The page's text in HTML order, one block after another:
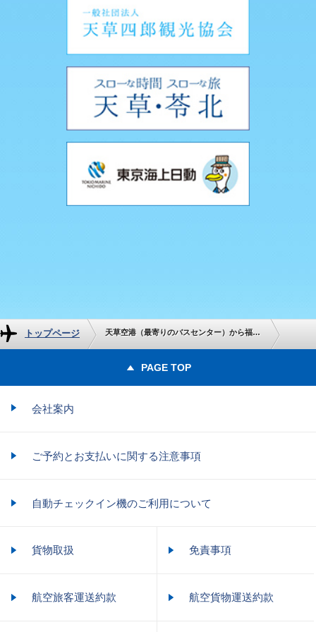
トップページ 天草空港（最寄りのバスセンター）から福岡空港までの地上交通のご案内
PAGE TOP
会社案内
ご予約とお支払いに関する注意事項
自動チェックイン機のご利用について
貨物取扱 免責事項
航空旅客運送約款 航空貨物運送約款